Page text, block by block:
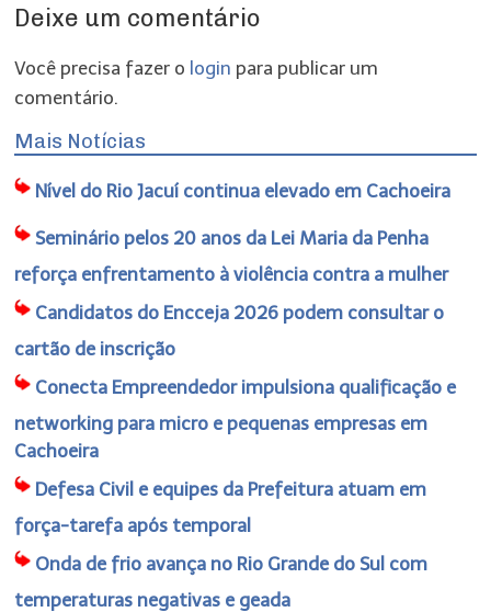
Deixe um comentário
Você precisa fazer o login para publicar um
comentário.
Mais Notícias
Nível do Rio Jacuí continua elevado em Cachoeira
Seminário pelos 20 anos da Lei Maria da Penha
reforça enfrentamento à violência contra a mulher
Candidatos do Encceja 2026 podem consultar o
cartão de inscrição
Conecta Empreendedor impulsiona qualificação e
networking para micro e pequenas empresas em
Cachoeira
Defesa Civil e equipes da Prefeitura atuam em
força-tarefa após temporal
Onda de frio avança no Rio Grande do Sul com
temperaturas negativas e geada